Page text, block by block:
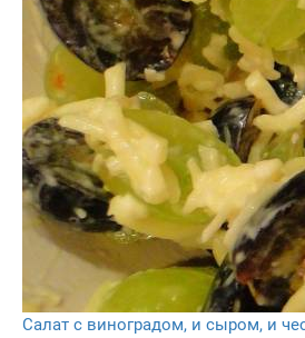
Салат с виноградом, и сыром, и